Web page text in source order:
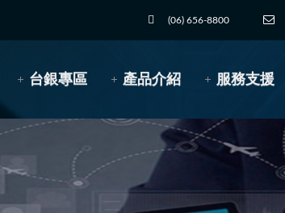
(06) 656-8800
台銀專區 產品介紹 服務支援